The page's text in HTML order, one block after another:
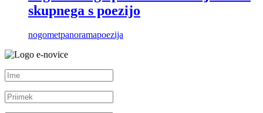
skupnega s poezijo
nogometpanoramapoezija
e-novice